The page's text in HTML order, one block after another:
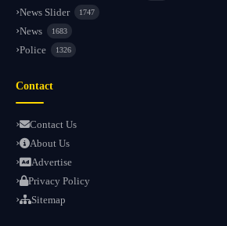
News Slider 1747
News 1683
Police 1326
Contact
Contact Us
About Us
Advertise
Privacy Policy
Sitemap